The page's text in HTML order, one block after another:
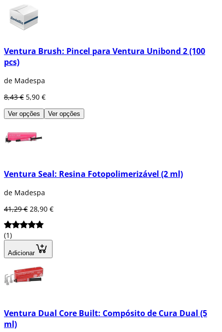
Ventura Brush: Pincel para Ventura Unibond 2 (100
pcs)
de Madespa
8,43 € 5,90 €
Ver opções Ver opções
Ventura Seal: Resina Fotopolimerizável (2 ml)
de Madespa
41,29 € 28,90 €
(1)
Adicionar
Ventura Dual Core Built: Compósito de Cura Dual (5
ml)